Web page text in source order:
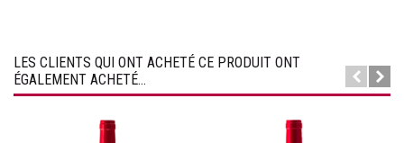
LES CLIENTS QUI ONT ACHETÉ CE PRODUIT ONT
ÉGALEMENT ACHETÉ...